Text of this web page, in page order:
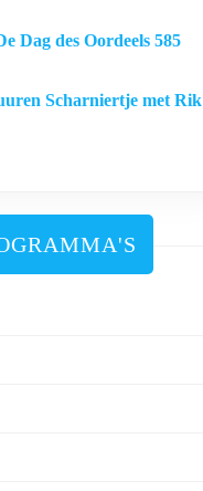
Dag des Oordeels 585
Scharniertje met Rik